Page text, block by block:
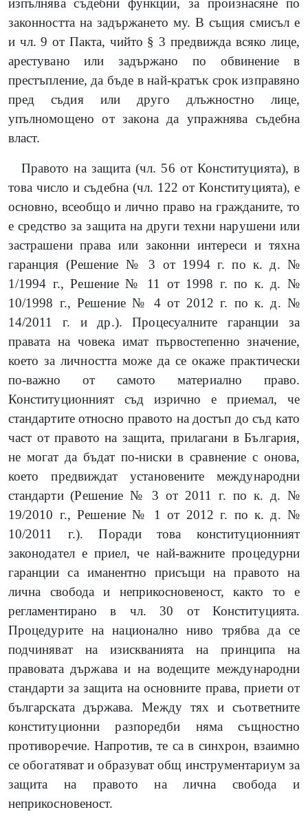
изпълнява съдебни функции, за произнасяне по
законността на задържането му. В същия смисъл е
и чл. 9 от Пакта, чийто § 3 предвижда всяко лице,
арестувано или задържано по обвинение в
престъпление, да бъде в най-кратък срок изправяно
пред съдия или друго длъжностно лице,
упълномощено от закона да упражнява съдебна
власт.
Правото на защита (чл. 56 от Конституцията), в
това число и съдебна (чл. 122 от Конституцията), е
основно, всеобщо и лично право на гражданите, то
е средство за защита на други техни нарушени или
застрашени права или законни интереси и тяхна
гаранция (Решение № 3 от 1994 г. по к. д. №
1/1994 г., Решение № 11 от 1998 г. по к. д. №
10/1998 г., Решение № 4 от 2012 г. по к. д. №
14/2011 г. и др.). Процесуалните гаранции за
правата на човека имат първостепенно значение,
което за личността може да се окаже практически
по-важно от самото материално право.
Конституционният съд изрично е приемал, че
стандартите относно правото на достъп до съд като
част от правото на защита, прилагани в България,
не могат да бъдат по-ниски в сравнение с онова,
което предвиждат установените международни
стандарти (Решение № 3 от 2011 г. по к. д. №
19/2010 г., Решение № 1 от 2012 г. по к. д. №
10/2011 г.). Поради това конституционният
законодател е приел, че най-важните процедурни
гаранции са иманентно присъщи на правото на
лична свобода и неприкосновеност, както то е
регламентирано в чл. 30 от Конституцията.
Процедурите на национално ниво трябва да се
подчиняват на изискванията на принципа на
правовата държава и на водещите международни
стандарти за защита на основните права, приети от
българската държава. Между тях и съответните
конституционни разпоредби няма същностно
противоречие. Напротив, те са в синхрон, взаимно
се обогатяват и образуват общ инструментариум за
защита на правото на лична свобода и
неприкосновеност.